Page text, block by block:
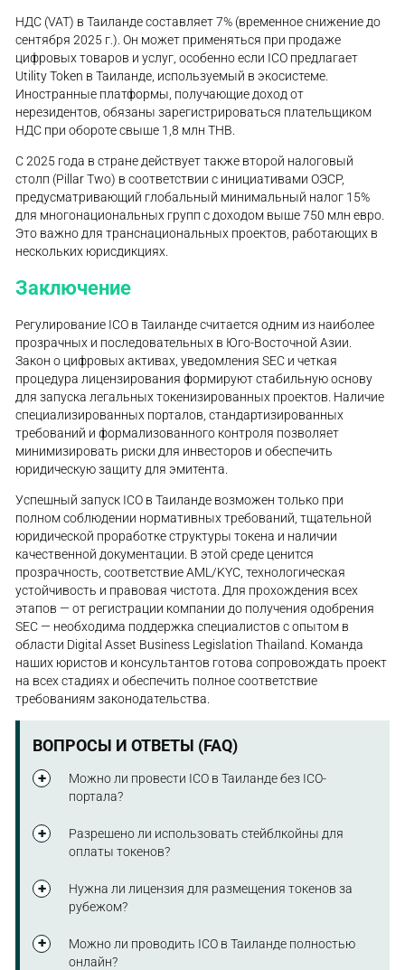
НДС (VAT) в Таиланде составляет 7% (временное снижение до
сентября 2025 г.). Он может применяться при продаже
цифровых товаров и услуг, особенно если ICO предлагает
Utility Token в Таиланде, используемый в экосистеме.
Иностранные платформы, получающие доход от
нерезидентов, обязаны зарегистрироваться плательщиком
НДС при обороте свыше 1,8 млн THB.
С 2025 года в стране действует также второй налоговый
столп (Pillar Two) в соответствии с инициативами ОЭСР,
предусматривающий глобальный минимальный налог 15%
для многонациональных групп с доходом выше 750 млн евро.
Это важно для транснациональных проектов, работающих в
нескольких юрисдикциях.
Заключение
Регулирование ICO в Таиланде считается одним из наиболее
прозрачных и последовательных в Юго-Восточной Азии.
Закон о цифровых активах, уведомления SEC и четкая
процедура лицензирования формируют стабильную основу
для запуска легальных токенизированных проектов. Наличие
специализированных порталов, стандартизированных
требований и формализованного контроля позволяет
минимизировать риски для инвесторов и обеспечить
юридическую защиту для эмитента.
Успешный запуск ICO в Таиланде возможен только при
полном соблюдении нормативных требований, тщательной
юридической проработке структуры токена и наличии
качественной документации. В этой среде ценится
прозрачность, соответствие AML/KYC, технологическая
устойчивость и правовая чистота. Для прохождения всех
этапов — от регистрации компании до получения одобрения
SEC — необходима поддержка специалистов с опытом в
области Digital Asset Business Legislation Thailand. Команда
наших юристов и консультантов готова сопровождать проект
на всех стадиях и обеспечить полное соответствие
требованиям законодательства.
ВОПРОСЫ И ОТВЕТЫ (FAQ)
Можно ли провести ICO в Таиланде без ICO-
портала?
проходить процедуру через лицензированный ICO-
портал, который выполняет функцию
проверки документации.
Разрешено ли использовать стейблкойны для
оплаты токенов?
одобрены SEC. На сегодня это Bitcoin, Ethereum, XRP
и еще несколько. Использование стейблкойнов
регулятором.
Нужна ли лицензия для размещения токенов за
рубежом?
Таиланда и не направлено на инвесторов-
Можно ли проводить ICO в Таиланде полностью
онлайн?